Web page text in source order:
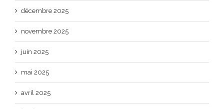
décembre 2025
novembre 2025
juin 2025
mai 2025
avril 2025